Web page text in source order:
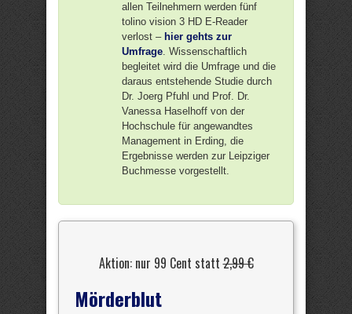
allen Teilnehmern werden fünf
tolino vision 3 HD E-Reader
verlost – hier gehts zur
Umfrage. Wissenschaftlich
begleitet wird die Umfrage und die
daraus entstehende Studie durch
Dr. Joerg Pfuhl und Prof. Dr.
Vanessa Haselhoff von der
Hochschule für angewandtes
Management in Erding, die
Ergebnisse werden zur Leipziger
Buchmesse vorgestellt.
Aktion: nur 99 Cent statt2,99 €
Mörderblut